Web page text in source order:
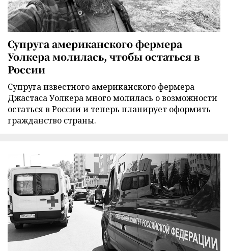
Супруга американского фермера
Уолкера молилась, чтобы остаться в
России
Супруга известного американского фермера
Джастаса Уолкера много молилась о возможности
остаться в России и теперь планирует оформить
гражданство страны.